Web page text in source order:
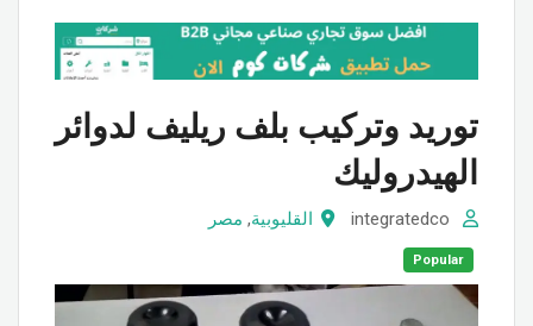
توريد وتركيب بلف ريليف لدوائر
الهيدروليك
القليوبية, مصر
Popular